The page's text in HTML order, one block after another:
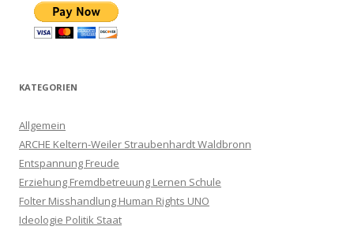
KATEGORIEN
Allgemein
ARCHE Keltern-Weiler Straubenhardt Waldbronn
Entspannung Freude
Erziehung Fremdbetreuung Lernen Schule
Folter Misshandlung Human Rights UNO
Ideologie Politik Staat